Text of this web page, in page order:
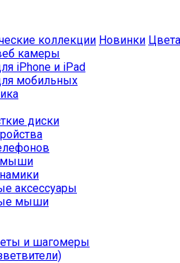
коллекции Новинки Цвета
камеры
iPhone и iPad
мобильных
диски
мыши
аксессуары
мыши
и шагомеры